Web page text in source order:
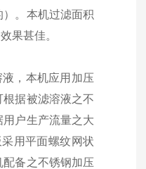
。本机过滤面积
果甚佳。
，本机应用加压
据被滤溶液之不
户生产流量之大
用平面螺纹网状
备之不锈钢加压